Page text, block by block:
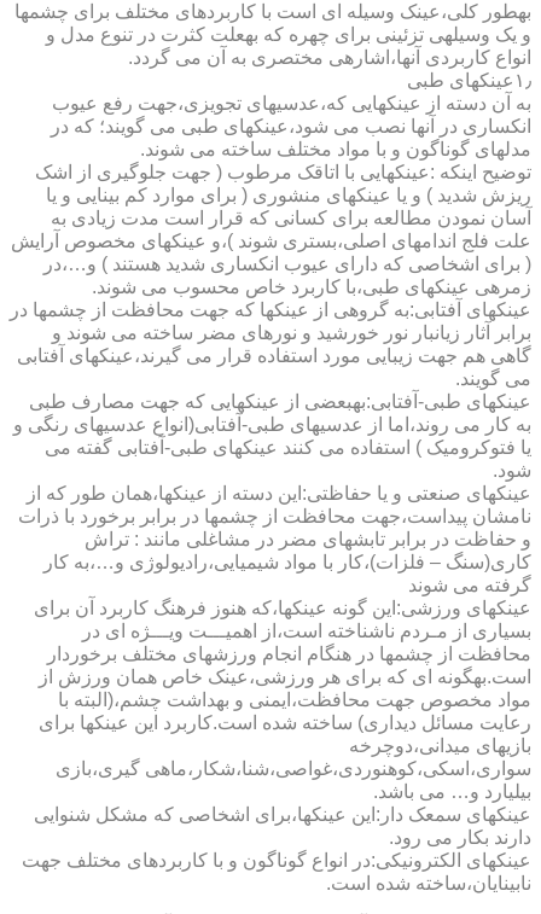
به­طور کلی،عینک وسیله ای است با کاربردهای مختلف برای چشمها
و یک وسیله­ی تزئینی برای چهره که به­علت کثرت در تنوع مدل و
انواع کاربردی آنها،اشاره­ی مختصری به آن می گردد.
۱٫عینکهای طبی
به آن دسته از عینکهایی که،عدسیهای تجویزی،جهت رفع عیوب
انکساری در آنها نصب می شود،عینکهای طبی می گویند؛ که در
مدلهای گوناگون و با مواد مختلف ساخته می شوند.
توضیح اینکه :عینکهایی با اتاقک مرطوب ( جهت جلوگیری از اشک
ریزش شدید ) و یا عینکهای منشوری ( برای موارد کم بینایی و یا
آسان نمودن مطالعه برای کسانی که قرار است مدت زیادی به
علت فلج اندامهای اصلی،بستری شوند )،و عینکهای مخصوص آرایش
( برای اشخاصی که دارای عیوب انکساری شدید هستند ) و…،در
زمره­ی عینکهای طبی،با کاربرد خاص محسوب می شوند.
عینکهای آفتابی:به گروهی از عینکها که جهت محافظت از چشمها در
برابر آثار زیانبار نور خورشید و نورهای مضر ساخته می شوند و
گاهی هم جهت زیبایی مورد استفاده قرار می گیرند،عینکهای آفتابی
می گویند.
عینکهای طبی-آفتابی:به­بعضی از عینکهایی که جهت مصارف طبی
به کار می روند،اما از عدسیهای طبی-آفتابی(انواع عدسیهای رنگی و
یا فتوکرومیک ) استفاده می کنند عینکهای طبی-آفتابی گفته می
شود.
عینکهای صنعتی و یا حفاظتی:این دسته از عینکها،همان طور که از
نامشان پیداست،جهت محافظت از چشمها در برابر برخورد با ذرات
و حفاظت در برابر تابشهای مضر در مشاغلی مانند : تراش
کاری(سنگ – فلزات)،کار با مواد شیمیایی،رادیولوژی و…،به کار
گرفته می شوند
عینکهای ورزشی:این گونه عینکها،که هنوز فرهنگ کاربرد آن برای
بسیاری از مـردم ناشناخته است،از اهمیـــت ویـــژه ای در
محافظت از چشمها در هنگام انجام ورزشهای مختلف برخوردار
است.به­گونه ای که برای هر ورزشی،عینک خاص همان ورزش از
مواد مخصوص جهت محافظت،ایمنی و بهداشت چشم،(البته با
رعایت مسائل دیداری) ساخته شده است.کاربرد این عینکها برای
بازیهای میدانی،دوچرخه
سواری،اسکی،کوهنوردی،غواصی،شنا،شکار،ماهی گیری،بازی
بیلیارد و… می باشد.
عینکهای سمعک دار:این عینکها،برای اشخاصی که مشکل شنوایی
دارند بکار می رود.
عینکهای الکترونیکی:در انواع گوناگون و با کاربردهای مختلف جهت
نابینایان،ساخته شده است.